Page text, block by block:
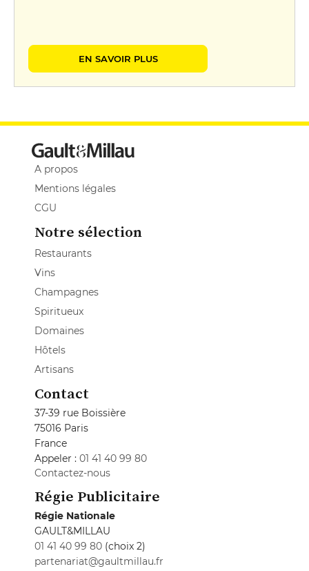
EN SAVOIR PLUS
A propos
Mentions légales
CGU
Notre sélection
Restaurants
Vins
Champagnes
Spiritueux
Domaines
Hôtels
Artisans
Contact
37-39 rue Boissière
75016 Paris
France
Appeler : 01 41 40 99 80
Contactez-nous
Régie Publicitaire
Régie Nationale
GAULT&MILLAU
01 41 40 99 80 (choix 2)
partenariat@gaultmillau.fr